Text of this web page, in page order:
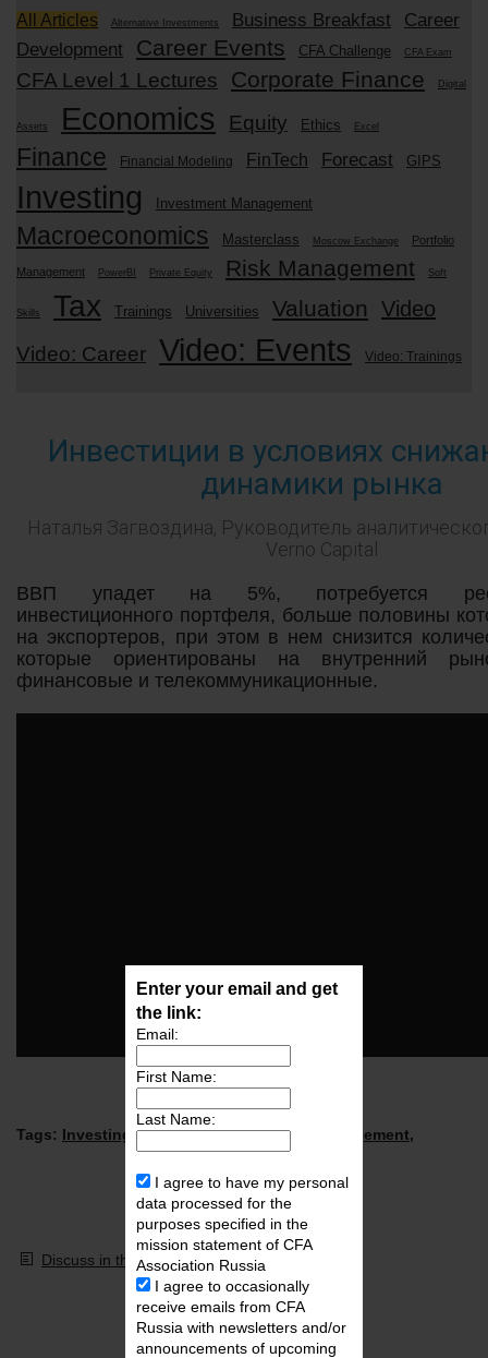
Enter your email and get
the link:
Email:
First Name:
Last Name:
I agree to have my personal
data processed for the
purposes specified in the
mission statement of CFA
Association Russia
I agree to occasionally
receive emails from CFA
Russia with newsletters and/or
announcements of upcoming
All Articles Alternative Investments Business Breakfast
Career
Development
Career Events CFA Challenge CFA Exam
CFA Level 1 Lectures Corporate Finance Digital
Assets Economics Equity Ethics Excel
Finance Financial Modeling FinTech Forecast GIPS
Investing Investment Management
Macroeconomics Masterclass Moscow Exchange Portfolio
Management PowerBI Private Equity Risk Management Soft
Skills Tax Trainings Universities Valuation Video
Video: Career Video: Events Video: Trainings
Инвестиции в условиях
динамики рынка
Наталья Загвоздина, Руководитель
Verno Capital
ВВП упадет на 5%, потребуется
инвестиционного портфеля, больше половины
на экспортеров, при этом в нем снизится
которые ориентированы на внутренний
финансовые и телекоммуникационные.
Tags: Investing ,Macroeconomics,Risk Management,
Discuss in the forum
Video Library